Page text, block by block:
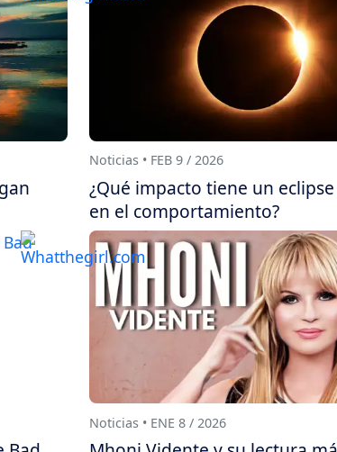
Noticias • FEB 9 / 2026
¿Qué impacto tiene un
en el comportamiento?
Noticias • ENE 8 / 2026